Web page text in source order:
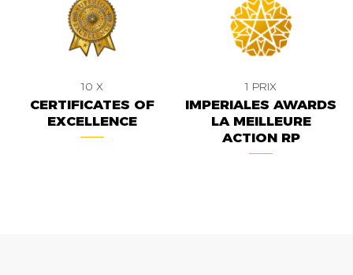
10 X
CERTIFICATES OF
EXCELLENCE
1 PRIX
IMPERIALES AWARDS
LA MEILLEURE
ACTION RP